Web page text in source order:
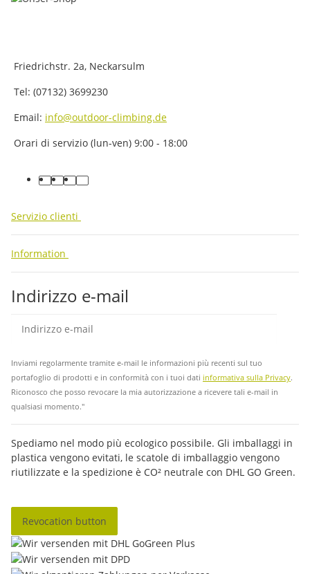
Friedrichstr. 2a, Neckarsulm
Tel: (07132) 3699230
Email: info@outdoor-climbing.de
Orari di servizio (lun-ven) 9:00 - 18:00
facebook
youtube
instagram
tiktok
Servizio clienti
Information
Indirizzo e-mail
Inviami regolarmente tramite e-mail le informazioni più recenti sul tuo
portafoglio di prodotti e in conformità con i tuoi dati informativa sulla Privacy.
Riconosco che posso revocare la mia autorizzazione a ricevere tali e-mail in
qualsiasi momento."
Spediamo nel modo più ecologico possibile. Gli imballaggi in
plastica vengono evitati, le scatole di imballaggio vengono
riutilizzate e la spedizione è CO² neutrale con DHL GO Green.
Revocation button